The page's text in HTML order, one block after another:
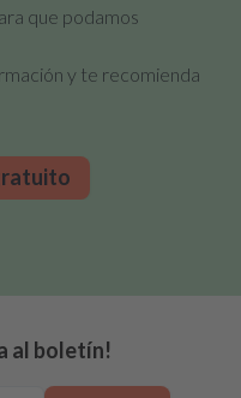
que podamos
y te recomienda
al boletín!